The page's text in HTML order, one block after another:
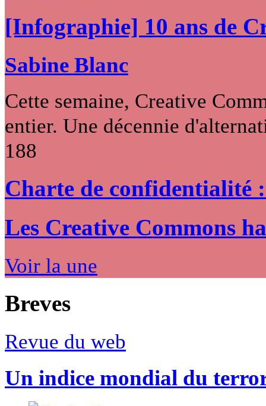
[Infographie] 10 ans de
Sabine Blanc
Cette semaine, Creative
entier. Une décennie
188
Charte de confidentialité
Les Creative Commons
Voir la une
Breves
Revue du web
Un indice mondial du